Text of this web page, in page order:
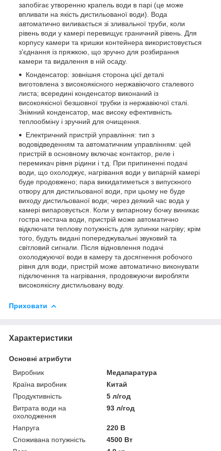
запобігає утворенню крапель води в парі (це може
впливати на якість дистильованої води). Вода
автоматично виливається зі зливальної труби, коли
рівень води у камері перевищує граничний рівень. Для
корпусу камери та кришки контейнера використовується
з'єднання із пряжкою, що зручно для розбирання
камери та видалення в ній осаду.
Конденсатор: зовнішня сторона цієї деталі
виготовлена з високоякісного нержавіючого сталевого
листа; всередині конденсатор виконаний із
високоякісної безшовної трубки із нержавіючої сталі.
Знімний конденсатор, має високу ефективність
теплообміну і зручний для очищення.
Електричний пристрій управління: тип з
водовідведенням та автоматичним управлінням: цей
пристрій в основному включає контактор, реле і
перемикач рівня рідини і т.д. При припиненні подачі
води, що охолоджує, нагрівання води у випарній камері
буде продовжено; пара викидатиметься з випускного
отвору для дистильованої води, при цьому не буде
виходу дистильованої води; через деякий час вода у
камері випаровується. Коли у випарному бочку виникає
гостра нестача води, пристрій може автоматично
відключати теплову потужність для зупинки нагріву; крім
того, будуть видані попереджувальні звуковий та
світловий сигнали. Після відновлення подачі
охолоджуючої води в камеру та досягнення робочого
рівня для води, пристрій може автоматично виконувати
підключення та нагрівання, продовжуючи виробляти
високоякісну дистильовану воду.
Приховати
Характеристики
Основні атрибути
Виробник
Медапаратура
Країна виробник
Китай
Продуктивність
5 л/год
Витрата води на
охолодження
93 л/год
Напруга
220 В
Споживана потужність
4500 Вт